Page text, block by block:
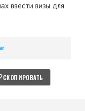
ввести визы для
СКОПИРОВАТЬ